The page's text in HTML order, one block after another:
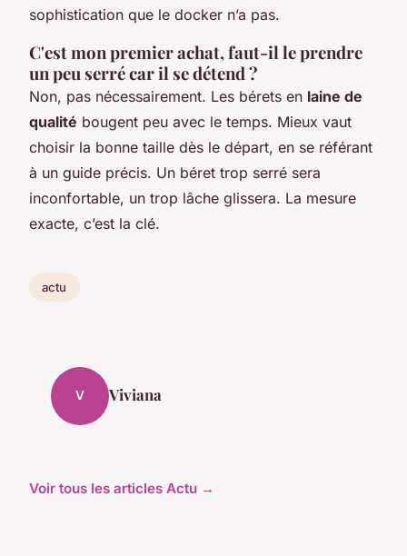
sophistication que le docker n’a pas.
C'est mon premier achat, faut-il le prendre
un peu serré car il se détend ?
Non, pas nécessairement. Les bérets en laine de
qualité bougent peu avec le temps. Mieux vaut
choisir la bonne taille dès le départ, en se référant
à un guide précis. Un béret trop serré sera
inconfortable, un trop lâche glissera. La mesure
exacte, c’est la clé.
actu
V Viviana
Voir tous les articles Actu →